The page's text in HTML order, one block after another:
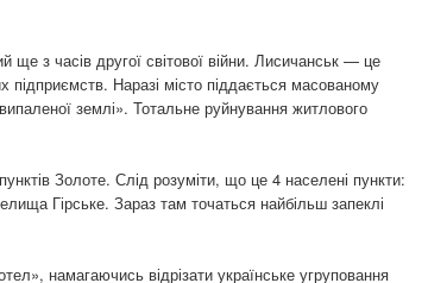
ще з часів другої світової війни. Лисичанськ — це
Наразі місто піддається масованому
землі». Тотальне руйнування житлового
Золоте. Слід розуміти, що це 4 населені пункти:
Гірське. Зараз там точаться найбільш запеклі
намагаючись відрізати українське угруповання